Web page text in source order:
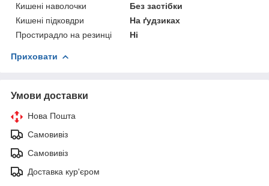
Кишені наволочки
Без застібки
Кишені підковдри
На ґудзиках
Простирадло на резинці
Ні
Приховати
Умови доставки
Нова Пошта
Самовивіз
Самовивіз
Доставка кур'єром